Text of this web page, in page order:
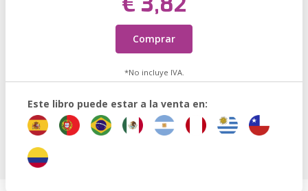
Comprar
*No incluye IVA.
Este libro puede estar a la venta en: